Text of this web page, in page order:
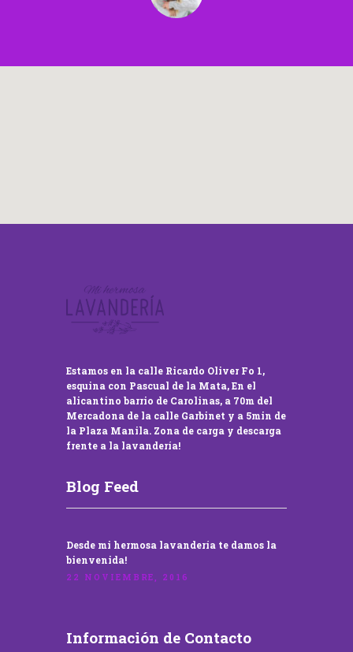
Estamos en la calle Ricardo Oliver Fo 1,
esquina con Pascual de la Mata, En el
alicantino barrio de Carolinas, a 70m del
Mercadona de la calle Garbinet y a 5min de
la Plaza Manila. Zona de carga y descarga
frente a la lavandería!
Blog Feed
Desde mi hermosa lavandería te damos la
bienvenida!
22 NOVIEMBRE, 2016
Información de Contacto